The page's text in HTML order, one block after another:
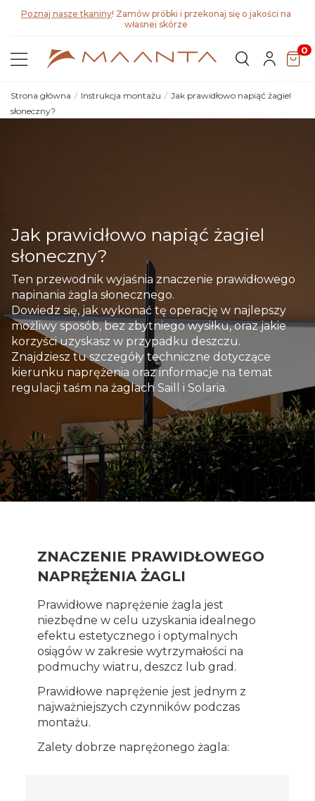
Poznaj nasze tkaniny! Zamów próbki i przekonaj się o jakości na
własnej skórze
0
Strona główna Instrukcja montażu
Jak prawidłowo napiąć żagiel
słoneczny?
Jak prawidłowo napiąć żagiel
słoneczny?
Ten przewodnik wyjaśnia znaczenie prawidłowego
napinania żagla słonecznego.
Dowiedz się, jak wykonać tę operację w najlepszy
możliwy sposób, bez zbytniego wysiłku, oraz jakie
korzyści uzyskasz w przypadku deszczu.
Znajdziesz tu szczegóły techniczne dotyczące
kierunku naprężenia oraz informacje na temat
regulacji taśm na żaglach Saill i Solaria.
ZNACZENIE PRAWIDŁOWEGO
NAPRĘŻENIA ŻAGLI
Prawidłowe naprężenie żagla jest
niezbędne w celu uzyskania idealnego
efektu estetycznego i optymalnych
osiągów w zakresie wytrzymałości na
podmuchy wiatru, deszcz lub grad.
Prawidłowe naprężenie jest jednym z
najważniejszych czynników podczas
montażu.
Zalety dobrze naprężonego żagla: